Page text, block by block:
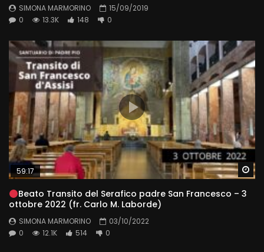
SIMONA MARMORINO
15/09/2019
0
13.3K 148 0
59:17
Beato Transito del Serafico padre San Francesco – 3
ottobre 2022 (fr. Carlo M. Laborde)
SIMONA MARMORINO
03/10/2022
0
12.1K 514 0